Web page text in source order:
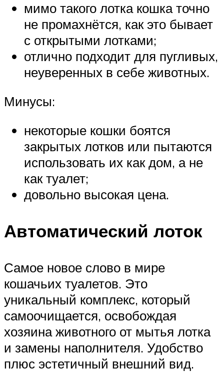
мимо такого лотка кошка точно
не промахнётся, как это бывает
с открытыми лотками;
отлично подходит для пугливых,
неуверенных в себе животных.
Минусы:
некоторые кошки боятся
закрытых лотков или пытаются
использовать их как дом, а не
как туалет;
довольно высокая цена.
Автоматический лоток
Самое новое слово в мире
кошачьих туалетов. Это
уникальный комплекс, который
самоочищается, освобождая
хозяина животного от мытья лотка
и замены наполнителя. Удобство
плюс эстетичный внешний вид.